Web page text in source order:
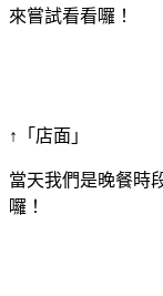
來嘗試看看囉！
↑「店面」
當天我們是晚餐時
囉！